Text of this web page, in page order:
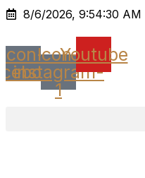
Ir
o
conteúdo
8/6/2026, 9:54:30 AM
Icon-Icon-
instagram-
1
Youtube